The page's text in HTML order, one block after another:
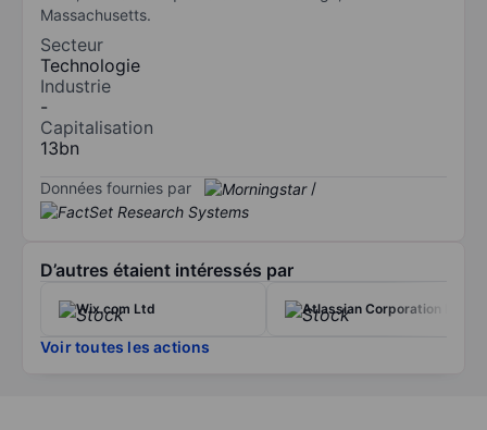
Massachusetts.
Secteur
Technologie
Industrie
-
Capitalisation
13bn
Données fournies par /
D’autres étaient intéressés par
Wix.com Ltd Atlassian Corporation Plc
Voir toutes les actions